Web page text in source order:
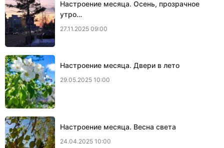
Настроение месяца. Осень, прозрачное
утро…
27.11.2025 09:00
Настроение месяца. Двери в лето
29.05.2025 10:00
Настроение месяца. Весна света
24.04.2025 10:00